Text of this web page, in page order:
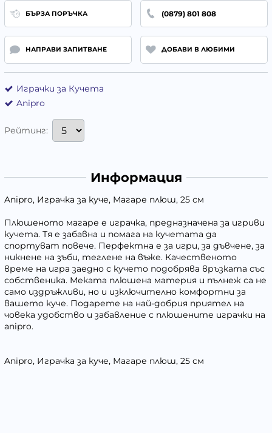
БЪРЗА ПОРЪЧКА (0879) 801 808
НАПРАВИ ЗАПИТВАНЕ ДОБАВИ В ЛЮБИМИ
Играчки за Кучета
Anipro
Рейтинг:
Информация
Anipro, Играчка за куче, Магаре плюш, 25 см
Плюшеното магаре е играчка, предназначена за игриви
кучета. Тя е забавна и помага на кучетата да
спортуват повече. Перфектна е за игри, за дъвчене, за
никнене на зъби, теглене на въже. Качественото
време на игра заедно с кучето подобрява връзката със
собственика. Меката плюшена материя и пълнеж са не
само издръжливи, но и изключително комфортни за
вашето куче. Подарете на най-добрия приятел на
човека удобство и забавление с плюшените играчки на
anipro.
Anipro, Играчка за куче, Магаре плюш, 25 см